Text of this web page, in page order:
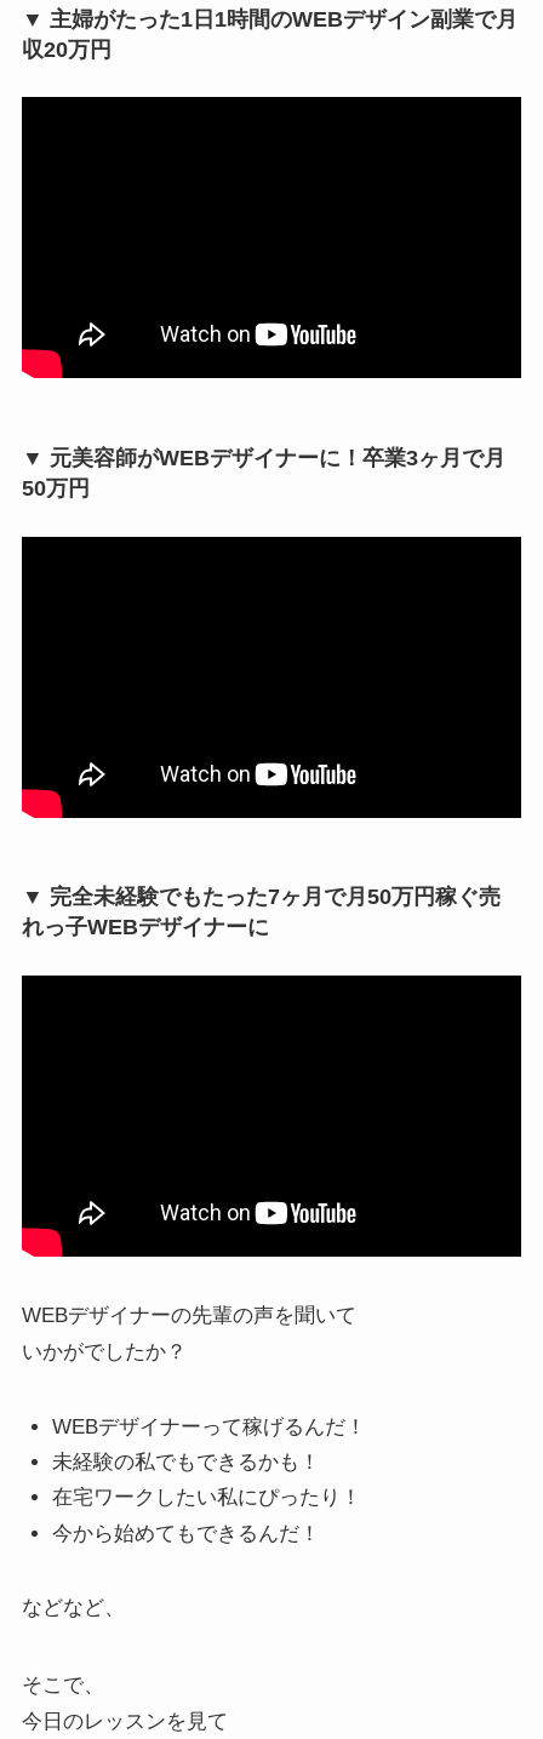
▼ 主婦がたった1日1時間のWEBデザイン副業で月
収20万円
▼ 元美容師がWEBデザイナーに！卒業3ヶ月で月
50万円
▼ 完全未経験でもたった7ヶ月で月50万円稼ぐ売
れっ子WEBデザイナーに
WEBデザイナーの先輩の声を聞いて
いかがでしたか？
WEBデザイナーって稼げるんだ！
未経験の私でもできるかも！
在宅ワークしたい私にぴったり！
今から始めてもできるんだ！
などなど、
そこで、
今日のレッスンを見て